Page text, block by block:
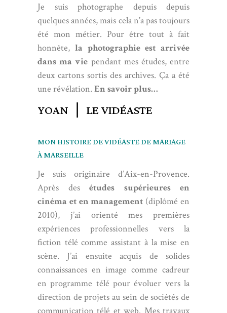
Je suis photographe depuis depuis
quelques années, mais cela n’a pas toujours
été mon métier. Pour être tout à fait
honnête, la photographie est arrivée
dans ma vie pendant mes études, entre
deux cartons sortis des archives. Ça a été
une révélation. En savoir plus…
YOAN ❘ LE VIDÉASTE
MON HISTOIRE DE VIDÉASTE DE MARIAGE
À MARSEILLE
Je suis originaire d’Aix-en-Provence.
Après des études supérieures en
cinéma et en management (diplômé en
2010), j’ai orienté mes premières
expériences professionnelles vers la
fiction télé comme assistant à la mise en
scène. J’ai ensuite acquis de solides
connaissances en image comme cadreur
en programme télé pour évoluer vers la
direction de projets au sein de sociétés de
communication télé et web. Mes travaux